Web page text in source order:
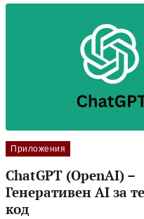
Приложения
ChatGPT (OpenAI) –
Генеративен AI за
код